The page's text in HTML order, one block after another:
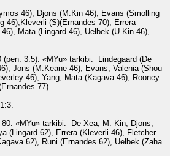
46), Djons (M.Kin 46), Evans (Smolling
46),Kleverli (S)(Ernandes 70), Errera
Mata (Lingard 46), Uelbek (U.Kin 46),
(pen. 3:5). «MYu» tarkibi: Lindegaard (De
Jons (M.Keane 46), Evans; Valenia (Shou
46), Yang; Mata (Kagava 46); Rooney
77).
«MYu» tarkibi:
De Xea, M. Kin, Djons,
(Lingard 62), Errera (Kleverli 46), Fletcher
62), Runi (Ernandes 62), Uelbek (Zaha